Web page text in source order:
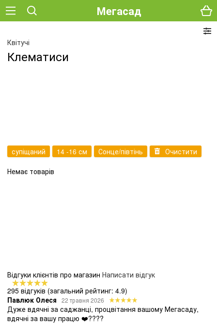
Мегасад
Квітучі
Клематиси
супіщаний 14 -16 см Сонце/півтінь Очистити
Немає товарів
Відгуки клієнтів про магазин Написати відгук
295 відгуків (загальний рейтинг: 4.9)
Павлюк Олеся
22 травня 2026
Дуже вдячні за саджанці, процвітання вашому Мегасаду,
вдячні за вашу працю ❤️????